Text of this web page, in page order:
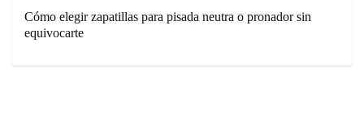
Cómo elegir zapatillas para pisada neutra o pronador sin
equivocarte